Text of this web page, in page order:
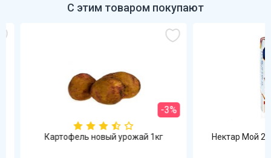
С этим товаром покупают
-3%
Картофель новый урожай 1кг Нектар Мой